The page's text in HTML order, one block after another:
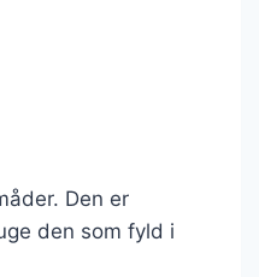
Den er
den som fyld i